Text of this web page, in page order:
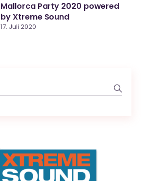
Mallorca Party 2020 powered
by Xtreme Sound
17. Juli 2020